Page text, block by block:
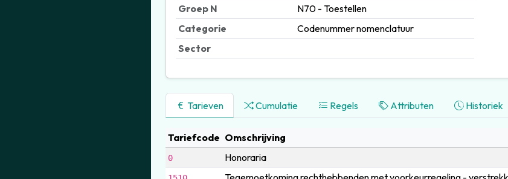
Groep N
N70 - Toestellen
Categorie
Codenummer nomenclatuur
Sector
Tarieven Cumulatie Regels Attributen Historiek
Tariefcode Omschrijving
0 Honoraria